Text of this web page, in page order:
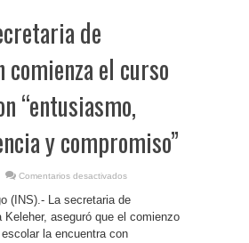
de
comienza el curso
“entusiasmo,
y compromiso”
Comentarios desactivados
Secretaria
de
Educación
comienza
(INS).- La secretaria de
Keleher, aseguró que el comienzo
la encuentra con